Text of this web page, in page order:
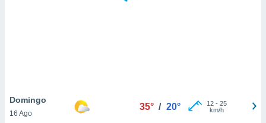
similares
Domingo
16 Ago
35° / 20° 12- 25
km/h